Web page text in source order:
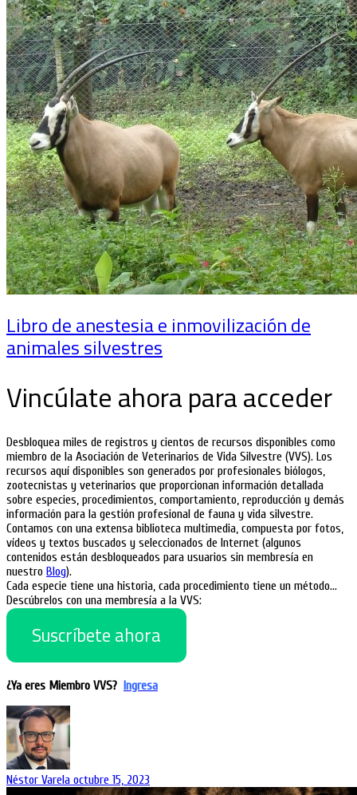
Libro de anestesia e inmovilización de
animales silvestres
Vincúlate ahora para acceder
Desbloquea miles de registros y cientos de recursos disponibles como
miembro de la Asociación de Veterinarios de Vida Silvestre (VVS). Los
recursos aquí disponibles son generados por profesionales biólogos,
zootecnistas y veterinarios que proporcionan información detallada
sobre especies, procedimientos, comportamiento, reproducción y demás
información para la gestión profesional de fauna y vida silvestre.
Contamos con una extensa biblioteca multimedia, compuesta por fotos,
vídeos y textos buscados y seleccionados de Internet (algunos
contenidos están desbloqueados para usuarios sin membresía en
nuestro Blog).
Cada especie tiene una historia, cada procedimiento tiene un método…
Descúbrelos con una membresía a la VVS:
Suscríbete ahora
¿Ya eres Miembro VVS? Ingresa
Néstor Varela octubre 15, 2023